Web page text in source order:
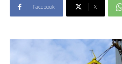
Facebook X